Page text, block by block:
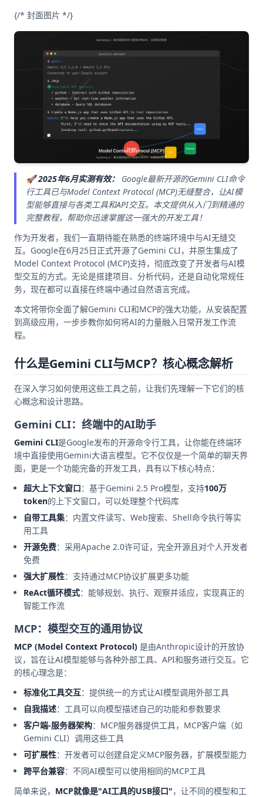
{/* 封面图片 */}
🚀 2025年6月实测有效：
Google最新开源的Gemini CLI命令
行工具已与Model Context Protocol (MCP)无缝整合，让AI模
型能够直接与各类工具和API交互。本文提供从入门到精通的
完整教程，帮助你迅速掌握这一强大的开发工具！
作为开发者，我们一直期待能在熟悉的终端环境中与AI无缝交
互。Google在6月25日正式开源了Gemini CLI，并原生集成了
Model Context Protocol (MCP)支持，彻底改变了开发者与AI模
型交互的方式。无论是搭建项目、分析代码，还是自动化常规任
务，现在都可以直接在终端中通过自然语言完成。
本文将带你全面了解Gemini CLI和MCP的强大功能，从安装配置
到高级应用，一步步教你如何将AI的力量融入日常开发工作流
程。
什么是Gemini CLI与MCP？核心概念解析
在深入学习如何使用这些工具之前，让我们先理解一下它们的核
心概念和设计思路。
Gemini CLI：终端中的AI助手
Gemini CLI是Google发布的开源命令行工具，让你能在终端环
境中直接使用Gemini大语言模型。它不仅仅是一个简单的聊天界
面，更是一个功能完备的开发工具，具有以下核心特点：
超大上下文窗口：基于Gemini 2.5 Pro模型，支持100万
token的上下文窗口，可以处理整个代码库
自带工具集：内置文件读写、Web搜索、Shell命令执行等实
用工具
开源免费：采用Apache 2.0许可证，完全开源且对个人开发者
免费
强大扩展性：支持通过MCP协议扩展更多功能
ReAct循环模式：能够规划、执行、观察并适应，实现真正的
智能工作流
MCP：模型交互的通用协议
MCP (Model Context Protocol) 是由Anthropic设计的开放协
议，旨在让AI模型能够与各种外部工具、API和服务进行交互。它
的核心理念是：
标准化工具交互：提供统一的方式让AI模型调用外部工具
自我描述：工具可以向模型描述自己的功能和参数要求
客户端-服务器架构：MCP服务器提供工具，MCP客户端（如
Gemini CLI）调用这些工具
可扩展性：开发者可以创建自定义MCP服务器，扩展模型能力
跨平台兼容：不同AI模型可以使用相同的MCP工具
简单来说， MCP就像是"AI工具的USB接口"，让不同的模型和工